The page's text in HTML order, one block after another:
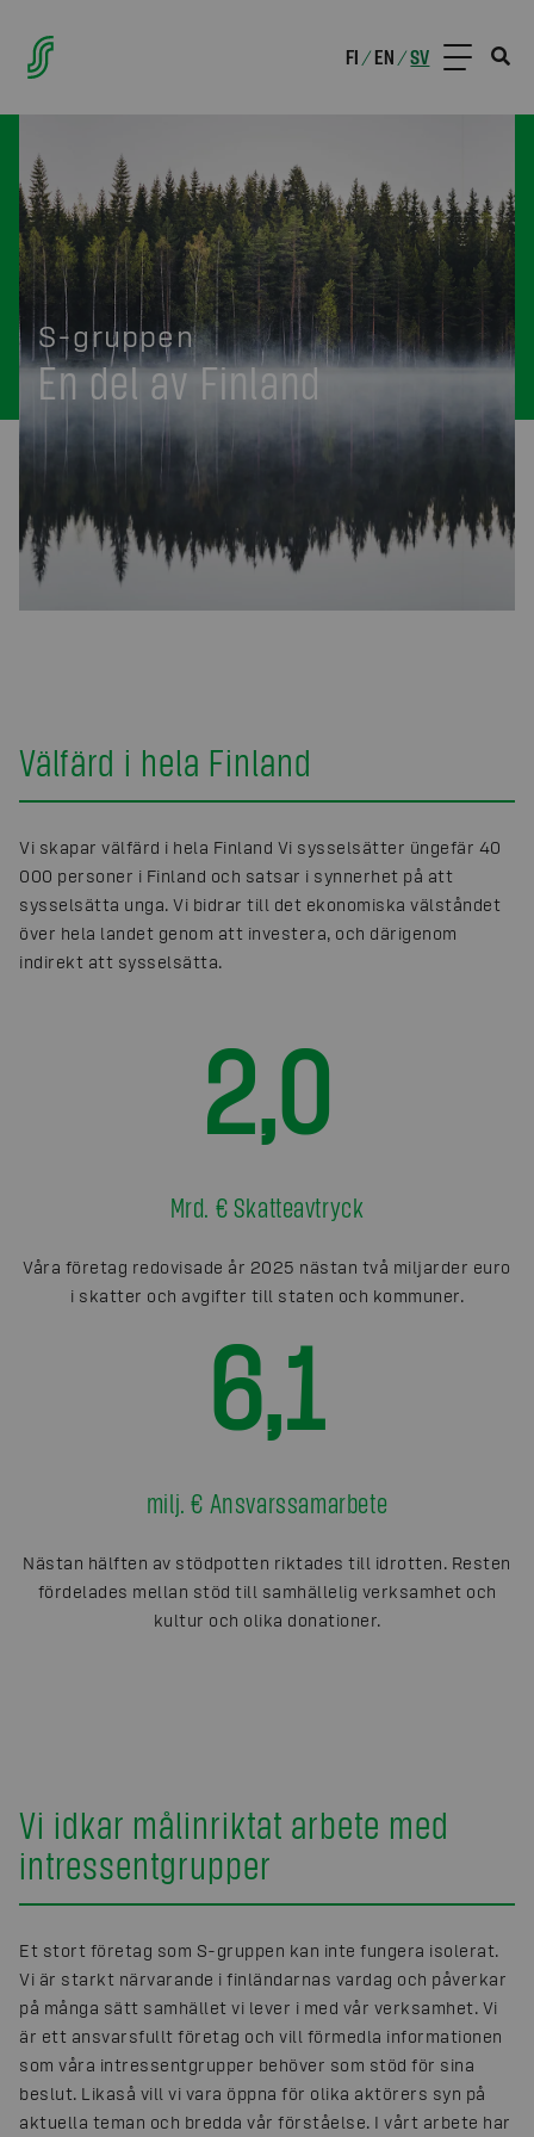
FI /EN /SV
S-gruppen
En del av Finland
Välfärd i hela Finland
Vi skapar välfärd i hela Finland Vi sysselsätter üngefär 40
000 personer i Finland och satsar i synnerhet på att
sysselsätta unga. Vi bidrar till det ekonomiska välståndet
över hela landet genom att investera, och därigenom
indirekt att sysselsätta.
2,0
Mrd. € Skatteavtryck
Våra företag redovisade år 2025 nästan två miljarder euro
i skatter och avgifter till staten och kommuner.
6,1
milj. € Ansvarssamarbete
Nästan hälften av stödpotten riktades till idrotten. Resten
fördelades mellan stöd till samhällelig verksamhet och
kultur och olika donationer.
Vi idkar målinriktat arbete med
intressentgrupper
Et stort företag som S-gruppen kan inte fungera isolerat.
Vi är starkt närvarande i finländarnas vardag och påverkar
på många sätt samhället vi lever i med vår verksamhet. Vi
är ett ansvarsfullt företag och vill förmedla informationen
som våra intressentgrupper behöver som stöd för sina
beslut. Likaså vill vi vara öppna för olika aktörers syn på
aktuella teman och bredda vår förståelse. I vårt arbete har